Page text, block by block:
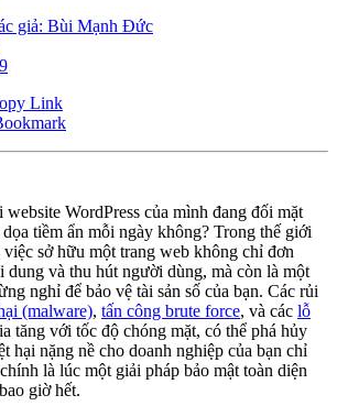
giả: Bùi Mạnh Đức
Link
WordPress của mình đang đối mặt
tiềm ẩn mỗi ngày không? Trong thế giới
sở hữu một trang web không chỉ đơn
dung và thu hút người dùng, mà còn là một
nghỉ để bảo vệ tài sản số của bạn. Các rủi
(malware), tấn công brute force, và các lỗ
tăng với tốc độ chóng mặt, có thể phá hủy
hại nặng nề cho doanh nghiệp của bạn chỉ
là lúc một giải pháp bảo mật toàn diện
giờ hết.